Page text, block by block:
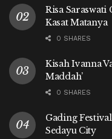
Risa Saraswati
Kasat Matanya
0 SHARES
Kisah Ivanna
Maddah’
0 SHARES
Gading
Sedayu City